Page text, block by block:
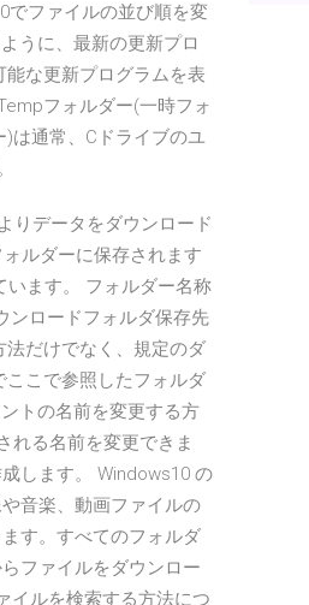
でファイルの並び順を変
うに、最新の更新プロ
な更新プログラムを表
フォルダー(一時フォ
は通常、Cドライブのユ
りデータをダウンロード
ルダーに保存されます
います。 フォルダー名称
ンロードフォルダ保存先
だけでなく、規定のダ
こで参照したフォルダ
トの名前を変更する方
れる名前を変更できま
します。 Windows10 の
音楽、動画ファイルの
す。すべてのフォルダ
ファイルをダウンロー
イルを検索する方法につ